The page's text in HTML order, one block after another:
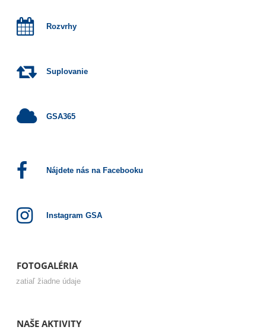
Rozvrhy
Suplovanie
GSA365
Nájdete nás na Facebooku
Instagram GSA
FOTOGALÉRIA
zatiaľ žiadne údaje
NAŠE AKTIVITY